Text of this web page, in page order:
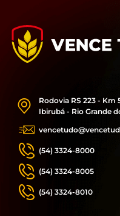
Rodovia RS 223 - Km
Ibirubá - Rio Grande
(54) 3324-8000
(54) 3324-8005
(54) 3324-8010